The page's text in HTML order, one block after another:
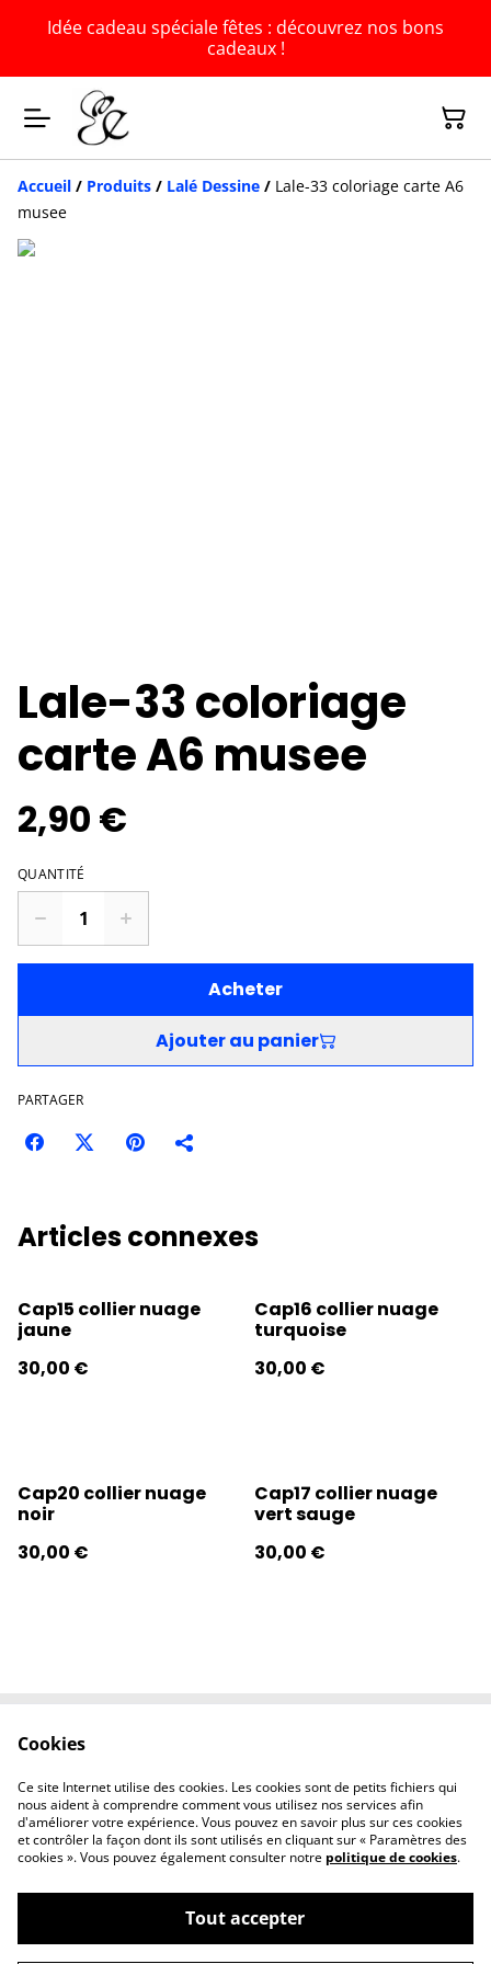
Idée cadeau spéciale fêtes : découvrez nos bons
cadeaux !
Accueil / Produits / Lalé Dessine / Lale-33 coloriage carte A6
musee
Lale-33 coloriage
carte A6 musee
2,90 €
QUANTITÉ
Acheter
Ajouter au panier
PARTAGER
Articles connexes
Cap15 collier nuage
jaune
30,00 €
Cap16 collier nuage
turquoise
30,00 €
Cap20 collier nuage
noir
30,00 €
Cap17 collier nuage
vert sauge
30,00 €
Contactez-nous
Politique de
confidentialité
Politique de
cookies
©2026l'éclipse
Cookies
Ce site Internet utilise des cookies. Les cookies sont de petits fichiers qui
nous aident à comprendre comment vous utilisez nos services afin
d'améliorer votre expérience. Vous pouvez en savoir plus sur ces cookies
et contrôler la façon dont ils sont utilisés en cliquant sur « Paramètres des
cookies ». Vous pouvez également consulter notre politique de cookies.
Tout accepter